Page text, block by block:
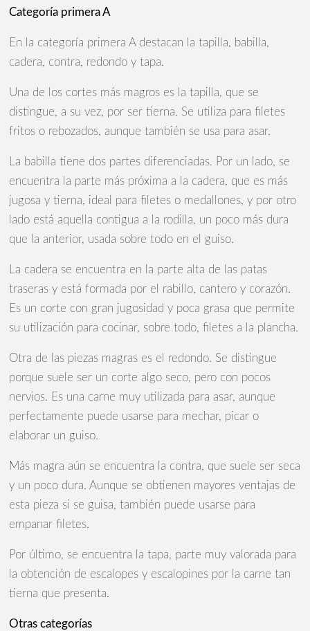
Categoría primera A
En la categoría primera A destacan la tapilla, babilla,
cadera, contra, redondo y tapa.
Una de los cortes más magros es la tapilla, que se
distingue, a su vez, por ser tierna. Se utiliza para filetes
fritos o rebozados, aunque también se usa para asar.
La babilla tiene dos partes diferenciadas. Por un lado, se
encuentra la parte más próxima a la cadera, que es más
jugosa y tierna, ideal para filetes o medallones, y por otro
lado está aquella contigua a la rodilla, un poco más dura
que la anterior, usada sobre todo en el guiso.
La cadera se encuentra en la parte alta de las patas
traseras y está formada por el rabillo, cantero y corazón.
Es un corte con gran jugosidad y poca grasa que permite
su utilización para cocinar, sobre todo, filetes a la plancha.
Otra de las piezas magras es el redondo. Se distingue
porque suele ser un corte algo seco, pero con pocos
nervios. Es una carne muy utilizada para asar, aunque
perfectamente puede usarse para mechar, picar o
elaborar un guiso.
Más magra aún se encuentra la contra, que suele ser seca
y un poco dura. Aunque se obtienen mayores ventajas de
esta pieza si se guisa, también puede usarse para
empanar filetes.
Por último, se encuentra la tapa, parte muy valorada para
la obtención de escalopes y escalopines por la carne tan
tierna que presenta.
Otras categorías